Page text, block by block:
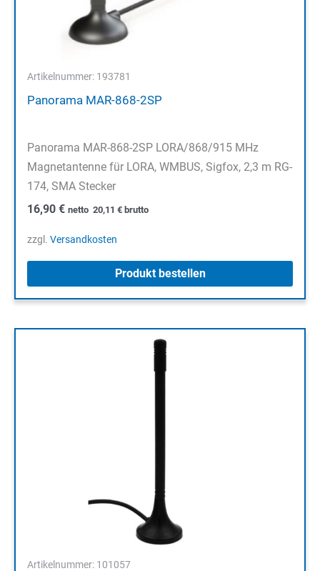
Artikelnummer: 193781
Panorama MAR-868-2SP
Panorama MAR-868-2SP LORA/868/915 MHz
Magnetantenne für LORA, WMBUS, Sigfox, 2,3 m RG-
174, SMA Stecker
16,90 € netto 20,11 € brutto
zzgl. Versandkosten
Produkt bestellen
Artikelnummer: 101057